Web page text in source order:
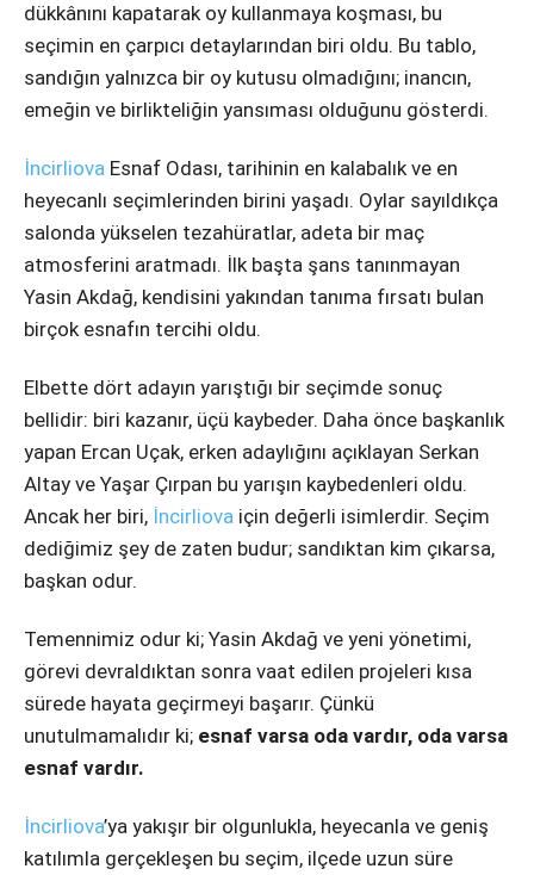
dükkânını kapatarak oy kullanmaya koşması, bu
seçimin en çarpıcı detaylarından biri oldu. Bu tablo,
sandığın yalnızca bir oy kutusu olmadığını; inancın,
emeğin ve birlikteliğin yansıması olduğunu gösterdi.
İncirliova Esnaf Odası, tarihinin en kalabalık ve en
heyecanlı seçimlerinden birini yaşadı. Oylar sayıldıkça
salonda yükselen tezahüratlar, adeta bir maç
atmosferini aratmadı. İlk başta şans tanınmayan
Yasin Akdağ, kendisini yakından tanıma fırsatı bulan
birçok esnafın tercihi oldu.
Elbette dört adayın yarıştığı bir seçimde sonuç
bellidir: biri kazanır, üçü kaybeder. Daha önce başkanlık
yapan Ercan Uçak, erken adaylığını açıklayan Serkan
Altay ve Yaşar Çırpan bu yarışın kaybedenleri oldu.
Ancak her biri, İncirliova için değerli isimlerdir. Seçim
dediğimiz şey de zaten budur; sandıktan kim çıkarsa,
başkan odur.
Temennimiz odur ki; Yasin Akdağ ve yeni yönetimi,
görevi devraldıktan sonra vaat edilen projeleri kısa
sürede hayata geçirmeyi başarır. Çünkü
unutulmamalıdır ki; esnaf varsa oda vardır, oda varsa
esnaf vardır.
İncirliova’ya yakışır bir olgunlukla, heyecanla ve geniş
katılımla gerçekleşen bu seçim, ilçede uzun süre